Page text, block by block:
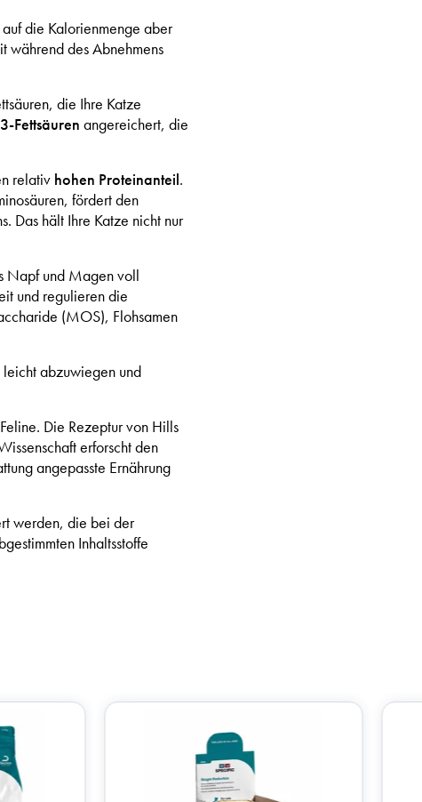
die Kalorienmenge aber
während des Abnehmens
die Ihre Katze
Fettsäuren angereichert, die
relativ hohen Proteinanteil.
fördert den
Das hält Ihre Katze nicht nur
Napf und Magen voll
und regulieren die
(MOS), Flohsamen
abzuwiegen und
Die Rezeptur von Hills
erforscht den
angepasste Ernährung
werden, die bei der
Inhaltsstoffe